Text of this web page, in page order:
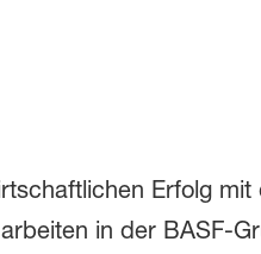
Erfolg
in der BASF-